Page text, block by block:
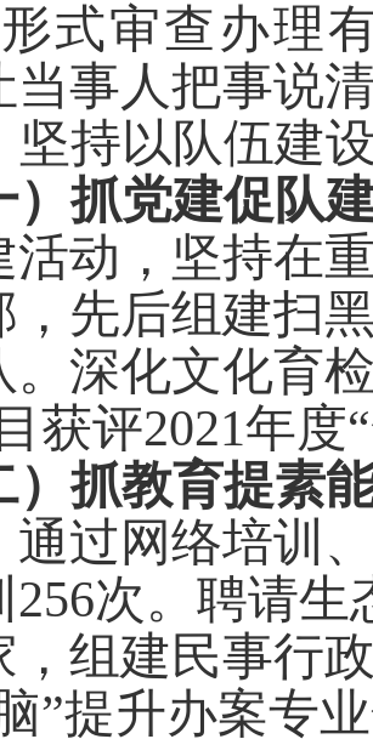
式审查办理
事人把事说
坚持以队伍建
）抓党建促队
活动 ， 坚持在
，先后组建扫
。深化文化育
获评2021年度
）抓教育提素
通过网络培训
256次。聘请生
，组建民事行
”提升办案专